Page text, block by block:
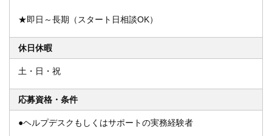
★即日～長期（スタート日相談OK）
休日休暇
土・日・祝
応募資格・条件
●ヘルプデスクもしくはサポートの実務経験者